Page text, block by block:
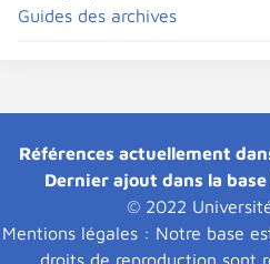
Guides des archives
Références actuellement
Dernier ajout dans la base
© 2022
Mentions légales : Notre base
droits de reproduction sont